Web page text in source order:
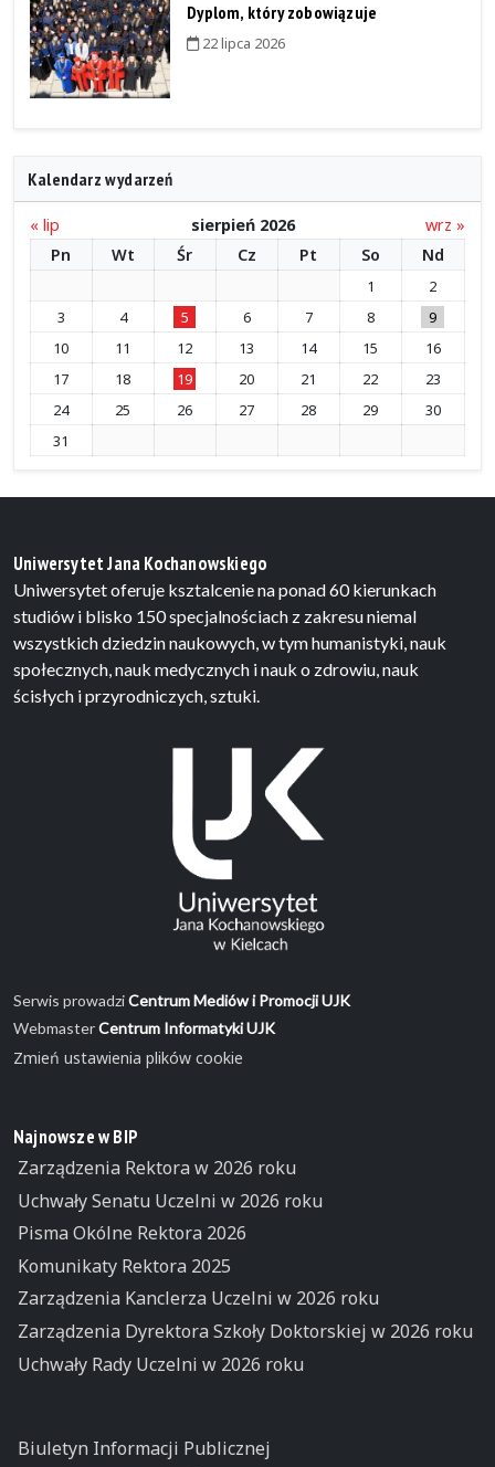
Dyplom, który zobowiązuje
22 lipca 2026
Kalendarz wydarzeń
« lip sierpień 2026
wrz »
Pn
Wt Śr Cz Pt So Nd
1
2
3
4 5 6 7 8
9
10
11 12 13 14 15
16
17
18 19 20 21 22
23
24
25 26 27 28 29
30
31
Uniwersytet Jana Kochanowskiego
Uniwersytet oferuje ksztalcenie na ponad 60 kierunkach
studiów i blisko 150 specjalnościach z zakresu niemal
wszystkich dziedzin naukowych, w tym humanistyki, nauk
społecznych, nauk medycznych i nauk o zdrowiu, nauk
ścisłych i przyrodniczych, sztuki.
Serwis prowadziCentrum Mediów i Promocji UJK
WebmasterCentrum Informatyki UJK
Zmień ustawienia plików cookie
Najnowsze w BIP
Zarządzenia Rektora w 2026 roku
Uchwały Senatu Uczelni w 2026 roku
Pisma Okólne Rektora 2026
Komunikaty Rektora 2025
Zarządzenia Kanclerza Uczelni w 2026 roku
Zarządzenia Dyrektora Szkoły Doktorskiej w 2026 roku
Uchwały Rady Uczelni w 2026 roku
Biuletyn Informacji Publicznej